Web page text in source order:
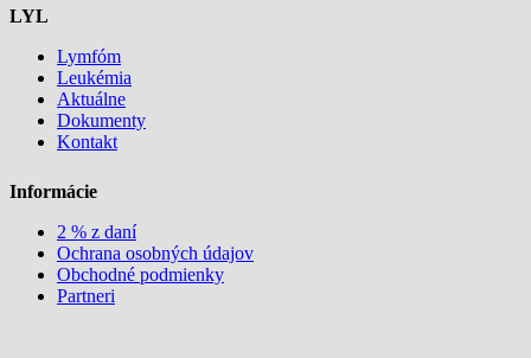
LYL
Lymfóm
Leukémia
Aktuálne
Dokumenty
Kontakt
Informácie
2 % z daní
Ochrana osobných údajov
Obchodné podmienky
Partneri